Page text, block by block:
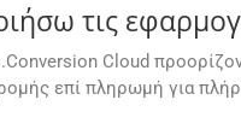
τις
Cloud
επί πληρωμή για